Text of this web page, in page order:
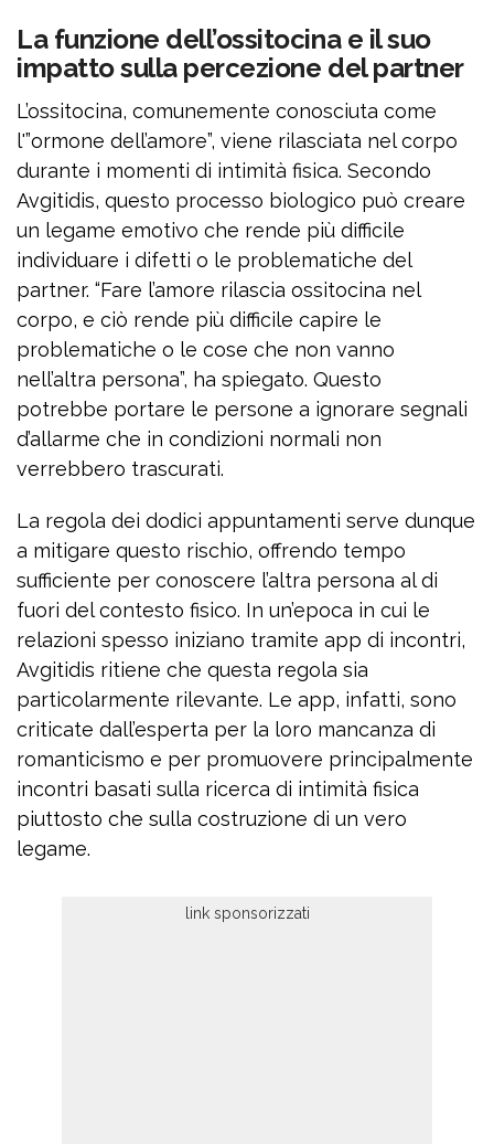
La funzione dell’ossitocina e il suo
impatto sulla percezione del partner
L’ossitocina, comunemente conosciuta come
l'”ormone dell’amore”, viene rilasciata nel corpo
durante i momenti di intimità fisica. Secondo
Avgitidis, questo processo biologico può creare
un legame emotivo che rende più difficile
individuare i difetti o le problematiche del
partner. “Fare l’amore rilascia ossitocina nel
corpo, e ciò rende più difficile capire le
problematiche o le cose che non vanno
nell’altra persona”, ha spiegato. Questo
potrebbe portare le persone a ignorare segnali
d’allarme che in condizioni normali non
verrebbero trascurati.
La regola dei dodici appuntamenti serve dunque
a mitigare questo rischio, offrendo tempo
sufficiente per conoscere l’altra persona al di
fuori del contesto fisico. In un’epoca in cui le
relazioni spesso iniziano tramite app di incontri,
Avgitidis ritiene che questa regola sia
particolarmente rilevante. Le app, infatti, sono
criticate dall’esperta per la loro mancanza di
romanticismo e per promuovere principalmente
incontri basati sulla ricerca di intimità fisica
piuttosto che sulla costruzione di un vero
legame.